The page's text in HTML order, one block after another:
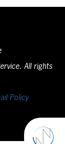
All rights
Policy